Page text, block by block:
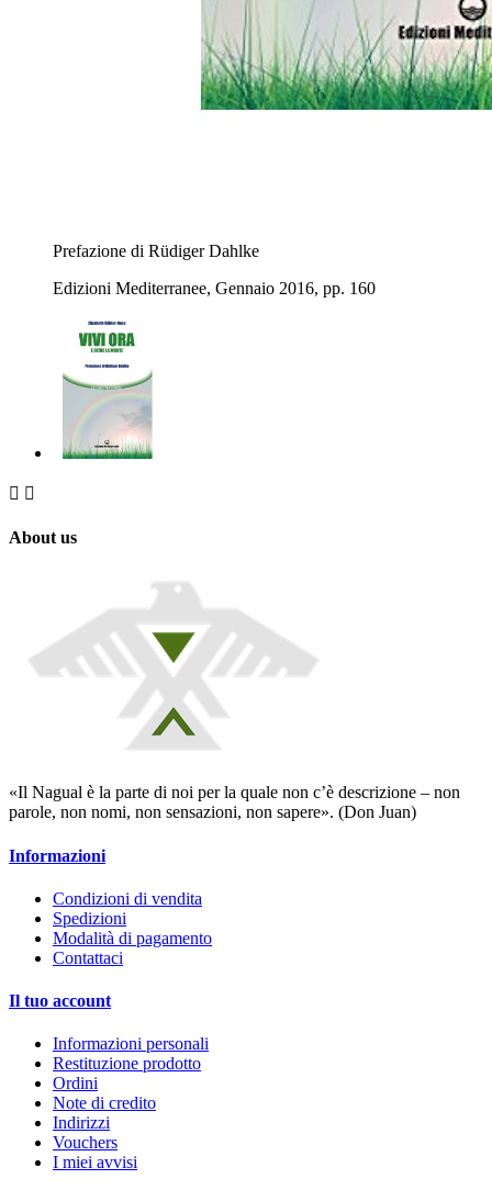
Prefazione di Rüdiger Dahlke
Edizioni Mediterranee, Gennaio 2016, pp. 160
 
About us
«Il Nagual è la parte di noi per la quale non c’è descrizione – non
parole, non nomi, non sensazioni, non sapere». (Don Juan)
Informazioni
Condizioni di vendita
Spedizioni
Modalità di pagamento
Contattaci
Il tuo account
Informazioni personali
Restituzione prodotto
Ordini
Note di credito
Indirizzi
Vouchers
I miei avvisi